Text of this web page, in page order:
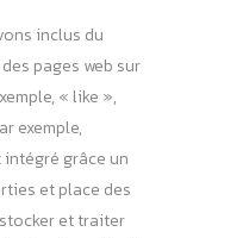
inclus du
pages web sur
« like »,
exemple,
grâce un
et place des
et traiter